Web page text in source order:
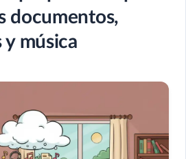
documentos,
música